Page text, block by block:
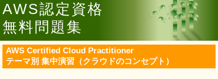
AWS認定資格
無料問題集
AWS Certified Cloud Practitioner
テーマ別 集中演習（クラウドのコンセプト）